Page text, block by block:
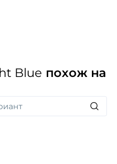
дизайн начинается
как для
так и для особых
Blue похож на